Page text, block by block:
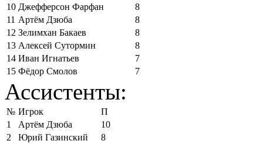
10 Джефферсон Фарфан
8
11 Артём Дзюба
8
12 Зелимхан Бакаев
8
13 Алексей Сутормин
8
14 Иван Игнатьев
7
15 Фёдор Смолов 7
Ассистенты:
№ Игрок
П
1
Артём Дзюба
10
2
Юрий Газинский
8